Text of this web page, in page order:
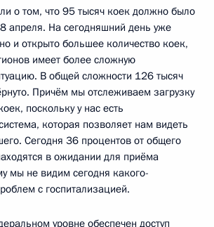
о том, что 95 тысяч коек должно было
апреля. На сегодняшний день уже
и открыто большее количество коек,
имеет более сложную
В общей сложности 126 тысяч
Причём мы отслеживаем загрузку
поскольку у нас есть
которая позволяет нам видеть
Сегодня 36 процентов от общего
в ожидании для приёма
мы не видим сегодня какого-
с госпитализацией.
уровне обеспечен доступ